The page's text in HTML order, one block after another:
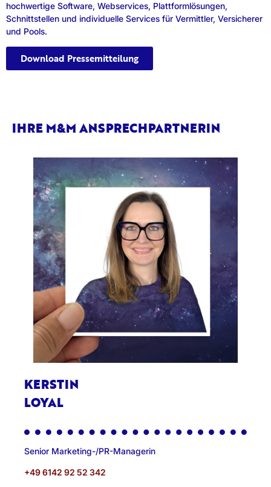
hochwertige Software, Webservices, Plattformlösungen,
Schnittstellen und individuelle Services für Vermittler, Versicherer
und Pools.
Download Pressemitteilung
IHRE M&M ANSPRECHPARTNERIN
KERSTIN
LOYAL
Senior Marketing-/PR-Managerin
+49 6142 92 52 342